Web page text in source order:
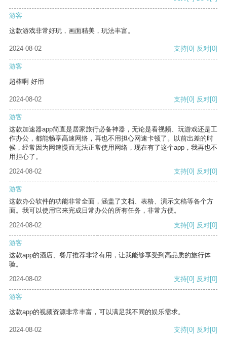
游客
这款游戏非常好玩，画面精美，玩法丰富。
2024-08-02 支持[0] 反对[0]
游客
超棒啊 好用
2024-08-02 支持[0] 反对[0]
游客
这款加速器app简直是居家旅行必备神器，无论是看视频、玩游戏还是工
作办公，都能畅享高速网络，再也不用担心网速卡顿了。以前出差的时
候，经常因为网速慢而无法正常使用网络，现在有了这个app，我再也不
用担心了。
2024-08-02
支持[0] 反对[0]
游客
这款办公软件的功能非常全面，涵盖了文档、表格、演示文稿等各个方
面。我可以使用它来完成日常办公的所有任务，非常方便。
2024-08-02
支持[0] 反对[0]
游客
这款app的酒店、餐厅推荐非常有用，让我能够享受到高品质的旅行体
验。
2024-08-02
支持[0] 反对[0]
游客
这款app的视频资源非常丰富，可以满足我不同的娱乐需求。
2024-08-02 支持[0] 反对[0]